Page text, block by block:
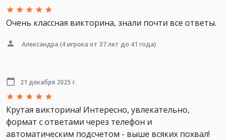
Очень классная викторина, знали почти все ответы.
Александра (4 игрока от 37 лет до 41 года)
21 декабря 2025 г.
Крутая викторина! Интересно, увлекательно,
формат с ответами через телефон и
автоматическим подсчетом - выше всяких похвал!